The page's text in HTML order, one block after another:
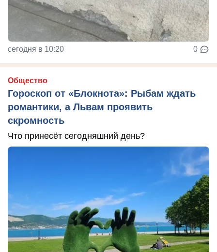
сегодня в 10:20 0
Общество
Гороскоп от «Блокнота»: Рыбам ждать
романтики, а Львам проявить
скромность
Что принесёт сегодняшний день?